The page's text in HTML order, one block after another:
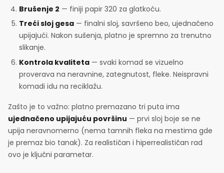
Brušenje 2 — finiji papir 320 za glatkoću.
Treći sloj gesa — finalni sloj, savršeno beo, ujednačeno
upijajući. Nakon sušenja, platno je spremno za trenutno
slikanje.
Kontrola kvaliteta — svaki komad se vizuelno
proverava na neravnine, zategnutost, fleke. Neispravni
komadi idu na reciklažu.
Zašto je to važno: platno premazano tri puta ima
ujednačeno upijajuću površinu — prvi sloj boje se ne
upija neravnomerno (nema tamnih fleka na mestima gde
je premaz bio tanak). Za realističan i hiperrealističan rad
ovo je ključni parametar.